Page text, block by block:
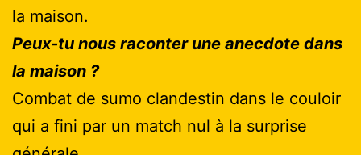
la maison.
Peux-tu nous raconter une anecdote dans
la maison ?
Combat de sumo clandestin dans le couloir
qui a fini par un match nul à la surprise